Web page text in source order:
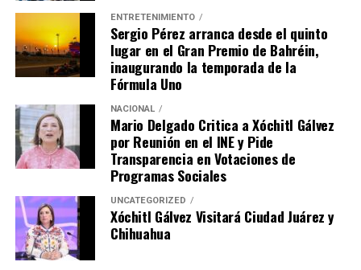
ENTRETENIMIENTO
Sergio Pérez arranca desde el quinto
lugar en el Gran Premio de Bahréin,
inaugurando la temporada de la
Fórmula Uno
NACIONAL
Mario Delgado Critica a Xóchitl Gálvez
por Reunión en el INE y Pide
Transparencia en Votaciones de
Programas Sociales
UNCATEGORIZED
Xóchitl Gálvez Visitará Ciudad Juárez y
Chihuahua